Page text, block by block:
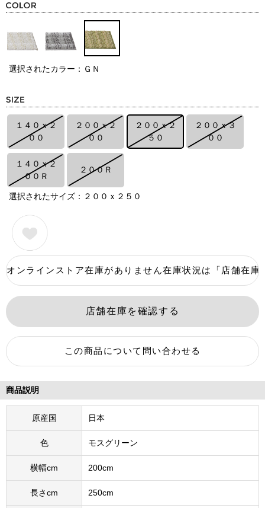
選択されたカラー：ＧＮ
１４０ｘ２
００
２００ｘ２
００
２００ｘ２
５０
２００ｘ３
００
１４０ｘ２
００Ｒ
２００Ｒ
選択されたサイズ：２００ｘ２５０
商品説明
原産国 日本
色 モスグリーン
横幅cm 200cm
長さcm 250cm